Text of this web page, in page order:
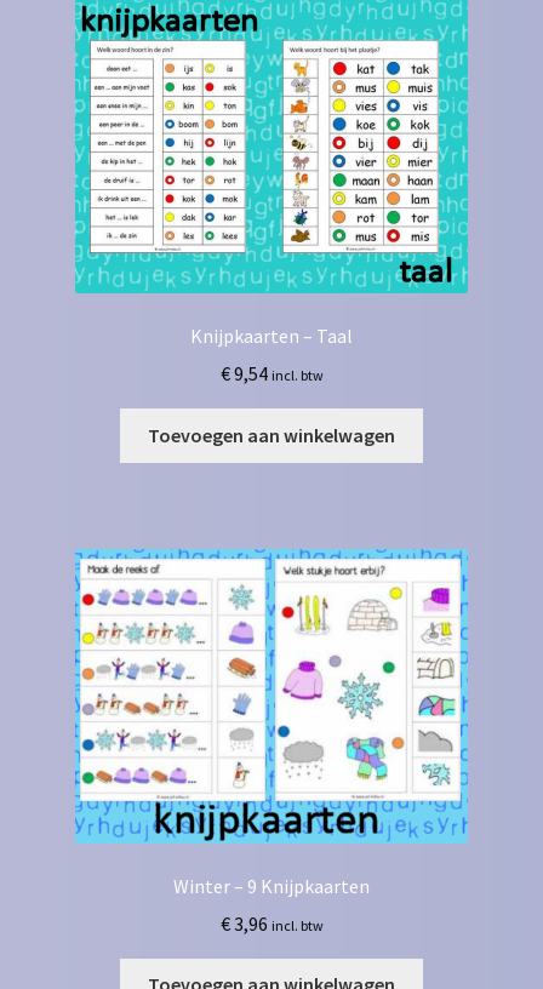
Knijpkaarten – Taal
€9,54 incl. btw
Toevoegen aan winkelwagen
Winter – 9 Knijpkaarten
€3,96 incl. btw